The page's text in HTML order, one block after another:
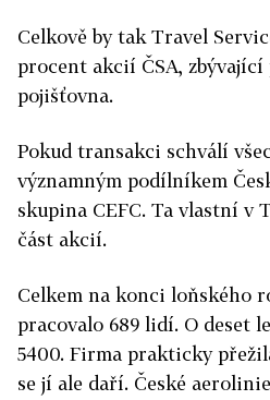
Celkově by tak Travel
procent akcií ČSA, zbývající
pojišťovna.
Pokud transakci schválí
významným podílníkem
skupina CEFC. Ta vlastní v
část akcií.
Celkem na konci loňského
pracovalo 689 lidí. O deset
5400. Firma prakticky
se jí ale daří. České